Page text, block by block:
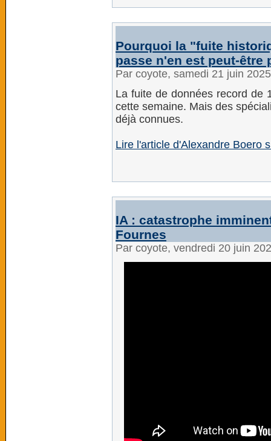
Pourquoi la "fuite
passe n'en est peut-être
Par coyote, samedi 21 juin
La fuite de données record de
cette semaine. Mais des
déjà connues.
Lire l'article d'Alexandre Boero
IA : catastrophe
Fournes
Par coyote, vendredi 20 juin